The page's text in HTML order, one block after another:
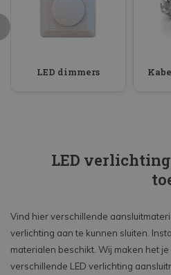
LED dimmers
LED
Vind hier verschillende
verlichting aan te kunnen sluiten.
materialen beschikt. Wij maken het
verschillende LED verlichting